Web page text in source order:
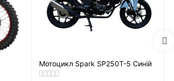
Мотоцикл Spark SP250T-5 Синій